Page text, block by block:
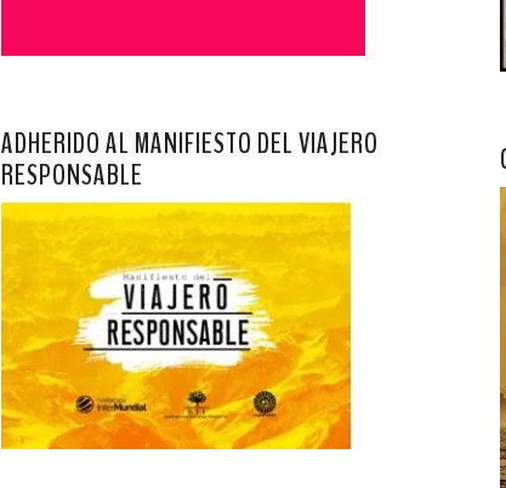
ADHERIDO AL MANIFIESTO DEL VIAJERO
RESPONSABLE